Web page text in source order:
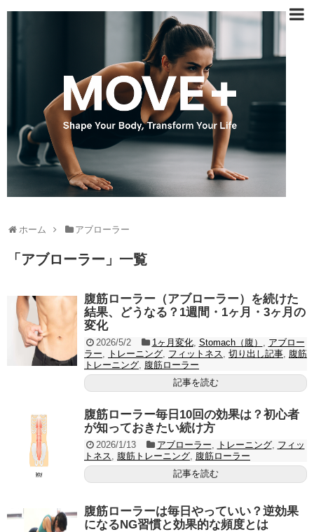
ホーム アブローラー
「 アブローラー 」 一覧
腹筋ローラー（アブローラー）を続けた
結果、どうなる？1週間・1ヶ月・3ヶ月の
変化
2026/5/2 1ヶ月変化, Stomach（腹）
アブロー
ラー
トレーニング フィットネス 切り出し記事 腹筋
トレーニング 腹筋ローラー
記事を読む
腹筋ローラー毎日10回の効果は？初心者
が知っておきたい続け方
2026/1/13 アブローラー トレーニング, フィッ
トネス
腹筋トレーニング 腹筋ローラー
記事を読む
腹筋ローラーは毎日やっていい？逆効果
になるNG習慣と効果的な頻度とは